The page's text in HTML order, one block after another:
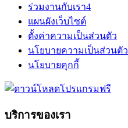
ร่วมงานกับเรา4
แผนผังเว็บไซต์
ตั้งค่าความเป็นส่วนตัว
นโยบายความเป็นส่วนตัว
นโยบายคุกกี้
บริการของเรา